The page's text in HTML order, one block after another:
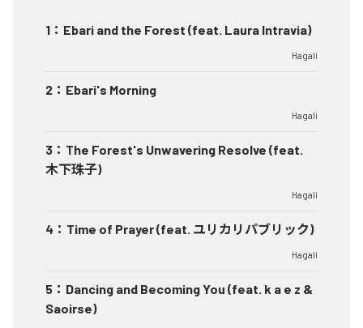
1 ： Ebari and the Forest (feat. Laura Intravia)
Hagali
2 ： Ebari's Morning
Hagali
3 ： The Forest's Unwavering Resolve (feat.
木下珠子)
Hagali
4 ： Time of Prayer (feat. ユリカリパブリック)
Hagali
5 ： Dancing and Becoming You (feat. k a e z &
Saoirse)